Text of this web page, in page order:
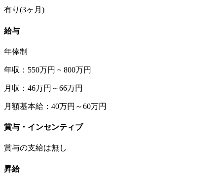
有り(3ヶ月)
給与
年俸制
年収：550万円 ~ 800万円
月収：46万円～66万円
月額基本給：40万円～60万円
賞与・インセンティブ
賞与の支給は無し
昇給